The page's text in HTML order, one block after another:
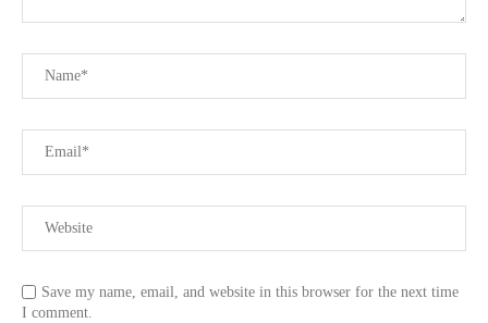
Save my name, email, and website in this browser for the next time
I comment.